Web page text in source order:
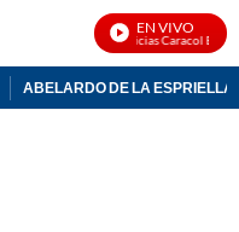
EN VIVO
Noticias Caracol En Vivo
ABELARDO DE LA ESPRIELLA